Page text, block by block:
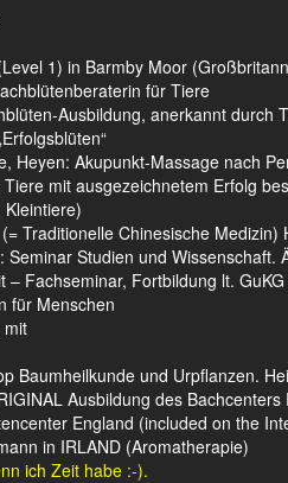
1) in Barmby Moor
für Tiere
Ausbildung, anerkannt
Heyen: Akupunkt-Massage nach
mit ausgezeichnetem Erfolg
Traditionelle Chinesische Medizin)
Studien und
Fachseminar, Fortbildung lt.
für Menschen
mit
Baumheilkunde und Urpflanzen.
Ausbildung des Bachcenters
England (included on the
in IRLAND (Aromatherapie)
ich Zeit habe :-).